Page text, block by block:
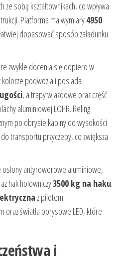
ze sobą kształtownikach, co wpływa
Platforma ma wymiary4950
dopasować sposób załadunku
zwykle docenia się dopiero w
podwozia i posiada
, a trapy wjazdowe oraz część
aluminiowej LOHR. Reling
po obrysie kabiny do wysokości
transportu przyczepy, co zwiększa
antyrowerowe aluminiowe,
hak holowniczy3500 kg na haku.
z pilotem
światła obrysowe LED, które
i